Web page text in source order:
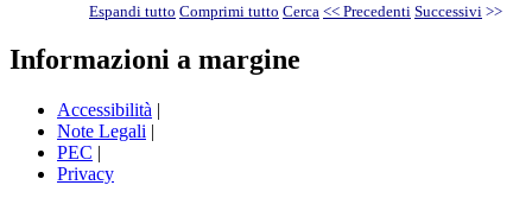
Espandi tutto Comprimi tutto Cerca << Precedenti Successivi >>
Informazioni a margine
Accessibilità |
Note Legali |
PEC |
Privacy